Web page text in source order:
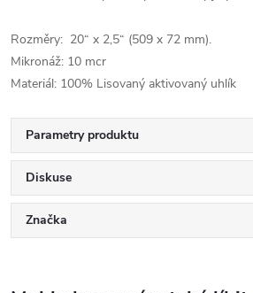
Rozměry: 20“ x 2,5“ (509 x 72 mm).
Mikronáž: 10 mcr
Materiál: 100% Lisovaný aktivovaný uhlík
Parametry produktu
Diskuse
Značka